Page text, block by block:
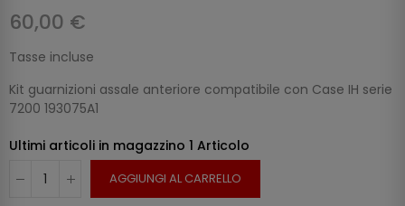
60,00 €
Tasse incluse
Kit guarnizioni assale anteriore compatibile con Case IH serie
7200 193075A1
Ultimi articoli in magazzino 1 Articolo
AGGIUNGI AL CARRELLO